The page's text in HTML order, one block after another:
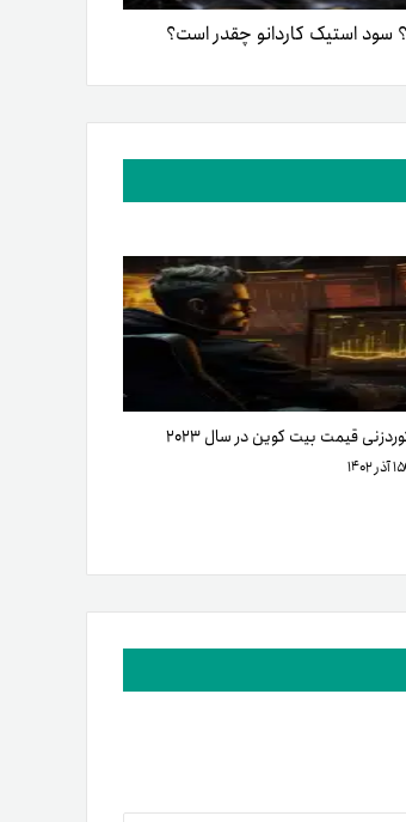
سود استیک کاردانو چقدر است؟
قیمت بیت کوین در سال ۲۰۲۳
۱۵ آذر ۱۴۰۲